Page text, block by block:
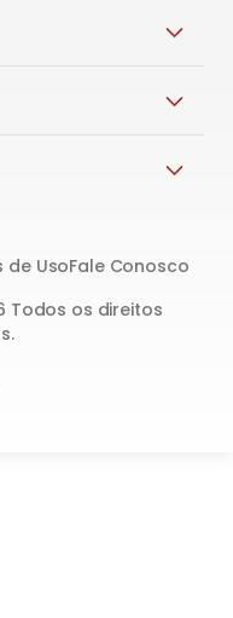
Todos os direitos
de UsoFale Conosco